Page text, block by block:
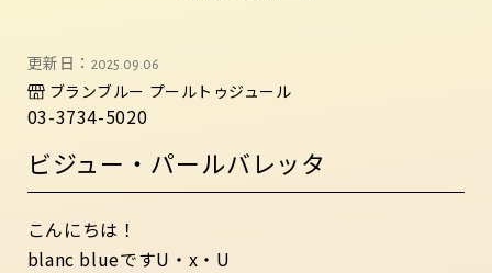
更新日： 2025.09.06
ブランブルー プールトゥジュール
03-3734-5020
ビジュー・パールバレッタ
こんにちは！
blanc blueですU・x・U